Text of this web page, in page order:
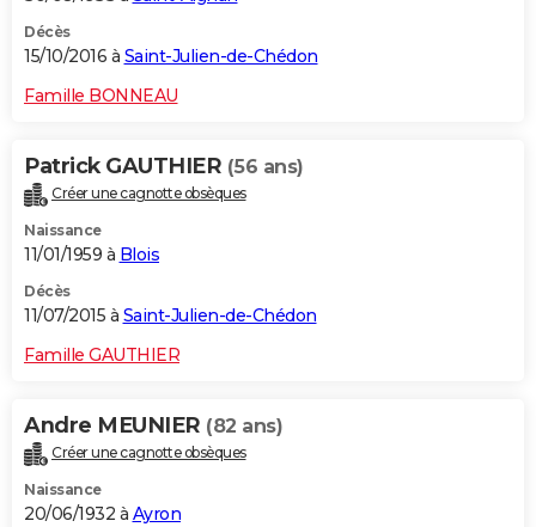
Décès
15/10/2016 à Saint-Julien-de-Chédon
Famille BONNEAU
Patrick GAUTHIER (56 ans)
Créer une cagnotte obsèques
Naissance
11/01/1959 à Blois
Décès
11/07/2015 à Saint-Julien-de-Chédon
Famille GAUTHIER
Andre MEUNIER (82 ans)
Créer une cagnotte obsèques
Naissance
20/06/1932 à Ayron